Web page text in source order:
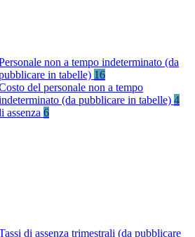
non a tempo indeterminato (da
in tabelle) 16
del personale non a tempo
(da pubblicare in tabelle) 4
assenza 6
di assenza trimestrali (da pubblicare